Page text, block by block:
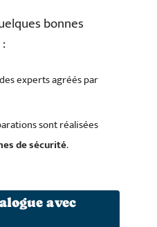
bonnes
experts agréés par
sont réalisées
de sécurité.
avec